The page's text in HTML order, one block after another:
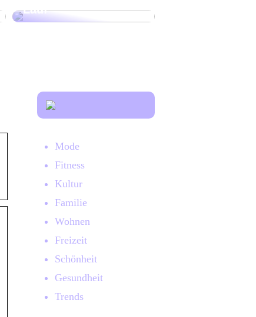
Lauf
Mode
Fitness
Kultur
Familie
Wohnen
Freizeit
Schönheit
Gesundheit
Trends